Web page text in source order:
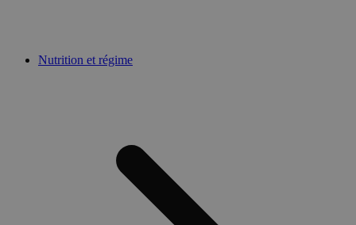
Nutrition et régime